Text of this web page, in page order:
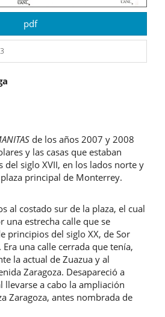
pdf
de los años 2007 y 2008
y las casas que estaban
del siglo XVII, en los lados norte y
principal de Monterrey.
al costado sur de la plaza, el cual
una estrecha calle que se
principios del siglo XX, de Sor
Era una calle cerrada que tenía,
la actual de Zuazua y al
Zaragoza. Desapareció a
llevarse a cabo la ampliación
Zaragoza, antes nombrada de